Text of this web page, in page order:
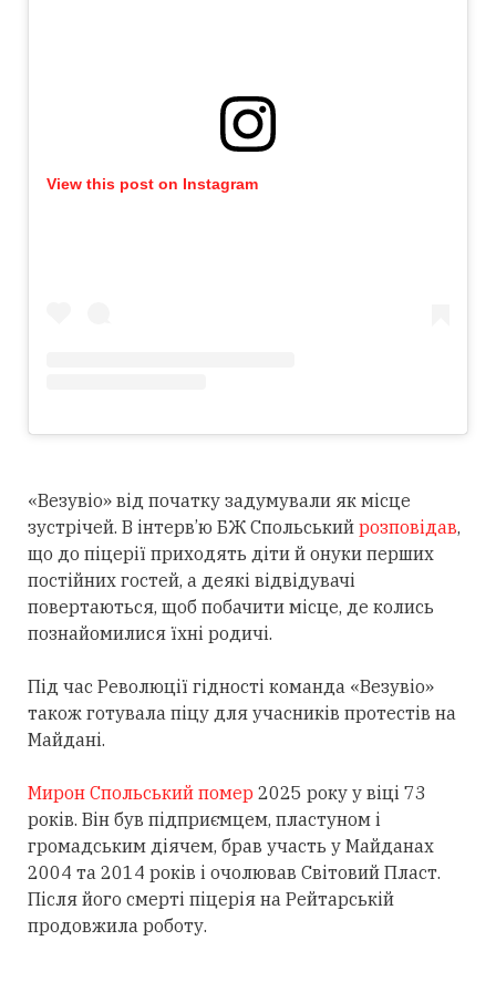
View this post on Instagram
«Везувіо» від початку задумували як місце
зустрічей. В інтерв’ю БЖ Спольський розповідав,
що до піцерії приходять діти й онуки перших
постійних гостей, а деякі відвідувачі
повертаються, щоб побачити місце, де колись
познайомилися їхні родичі.
Під час Революції гідності команда «Везувіо»
також готувала піцу для учасників протестів на
Майдані.
Мирон Спольський помер 2025 року у віці 73
років. Він був підприємцем, пластуном і
громадським діячем, брав участь у Майданах
2004 та 2014 років і очолював Світовий Пласт.
Після його смерті піцерія на Рейтарській
продовжила роботу.